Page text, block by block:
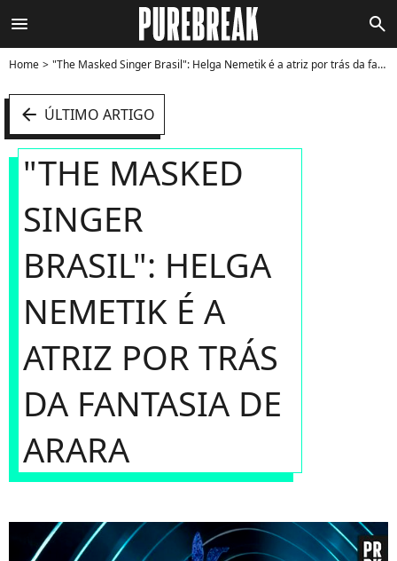
menu search
Home "The Masked Singer Brasil": Helga Nemetik é a atriz por trás da fantasia de arara - Foto
arrow_left ÚLTIMO ARTIGO
"THE MASKED
SINGER
BRASIL": HELGA
NEMETIK É A
ATRIZ POR TRÁS
DA FANTASIA DE
ARARA